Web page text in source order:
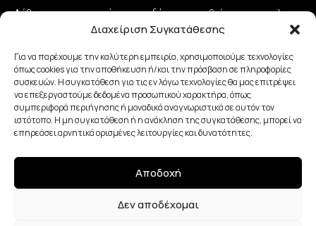
Διαχείριση Συγκατάθεσης
Για να παρέχουμε την καλύτερη εμπειρία, χρησιμοποιούμε τεχνολογίες
όπως cookies για την αποθήκευση ή/και την πρόσβαση σε πληροφορίες
συσκευών. Η συγκατάθεση για τις εν λόγω τεχνολογίες θα μας επιτρέψει
να επεξεργαστούμε δεδομένα προσωπικού χαρακτήρα, όπως
συμπεριφορά περιήγησης ή μοναδικά αναγνωριστικά σε αυτόν τον
ιστότοπο. Η μη συγκατάθεση ή η ανάκληση της συγκατάθεσης, μπορεί να
επηρεάσει αρνητικά ορισμένες λειτουργίες και δυνατότητες.
Αποδοχή
Δεν αποδέχομαι
Λάβετε τις σημαντικότερες ειδήσεις απευθείας στο email σας
και μείνετε πάντα συνδεδεμένοι με την Κρήτη!
ΕΓΓΡΑΦΗ
Έχω διαβάσει και αποδέχομαι την Πολιτική απορρήτου.
Made with Love By